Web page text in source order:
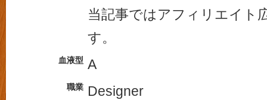
当記事ではアフィリエイト
す。
血液型 A
職業 Designer